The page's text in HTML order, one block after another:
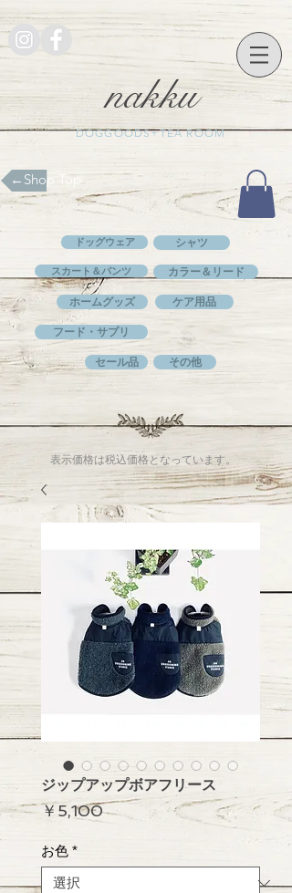
nakku
DOGGOODS+TEA ROOM
​←Shop Top
ドッグウェア
スカート＆パンツ
ホームグッズ
シャツ
カラー＆リード
ケア用品
フード・サプリ
セール品 その他
表示価格は税込価格となっています。
ジップアップボアフリース
￥5,100価
お色 *